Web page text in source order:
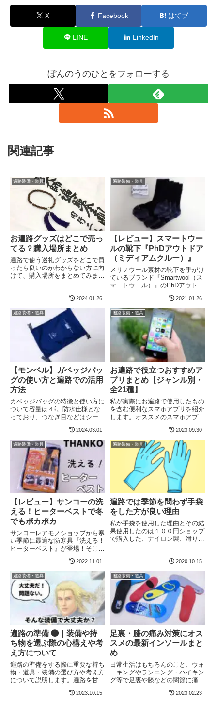
X Facebook はてブ
LINE LinkedIn
ぼんのうのひとをフォローする
関連記事
遍路装備・道具
お遍路グッズはどこで売っ
てる？購入場所まとめ
遍路で使う巡礼グッズをどこで買
ったら良いのかわからない方に向
けて、購入場所をまとめてみまし
ります。遍路グッズや巡礼用品と
呼ばれているものは、経本・数
珠・白衣・納経帳・納経軸・御朱
2024.01.26
遍路装備・道具
【レビュー】スマートウー
ルの靴下『PhDアウトドア
（ミディアムクルー）』
メリノウール素材の靴下を手がけ
ているブランド『Smartwool（ス
マートウール）』のPhDアウトド
デルのレビューです。
Smartwool（スマートウール）っ
てなんじゃらほい？主にメリノウ
ールを使用した製品を手...
2021.01.26
遍路装備・道具
【モンベル】ガベッジバッ
グの使い方と遍路での活用
方法
カベッジバッグの特徴と使い方に
ついて容量は４ℓ。防水仕様とな
っており、つなぎ目などはシーム
ータイプではなく、口は開きっぱ
なしのロールタイプなので、物を
入れた後、１〜３回ほど折り返し
てバックルを止めます。なお上
2024.03.01
遍路装備・道具
お遍路で役立つおすすめア
プリまとめ【ジャンル別・
全21種】
私が実際にお遍路で使用したもの
を含む便利なスマホアプリを紹介
します。オススメのスマホアプリ
ップ）遍路では必須といっても過
言ではない地図アプリです。
GPS機能を用いて自分の現在地
が分かり、目的地を入力すれ...
2023.09.30
遍路装備・道具
【レビュー】サンコーの洗
える！ヒーターベストで冬
でもポカポカ
サンコーレアモノショップから寒
い季節に最適な防寒具『洗える！
ヒーターベスト』が登場！そこで
い点・イマイチな点などをレビュ
ーします。洗える！ヒーターベス
トの特徴カラーは、ブラック。襟
周りがすっきりしているので、
中...
2022.11.01
遍路装備・道具
遍路では季節を問わず手袋
をした方が良い理由
私が手袋を使用した理由とその結
果使用したのは１００円ショップ
で購入した、ナイロン製、滑り止
していました。結果としては価格
果は十分得られたのですが、か
な...
2020.10.15
遍路装備・道具
遍路の準備 ❶｜装備や持
ち物を選ぶ際の心構えや考
え方について
遍路の準備をする際に重要な持ち
物・道具・装備の選び方や考え方
について説明します。遍路を甘く
書籍は成功者しか書いていない遍
2023.10.15
遍路装備・道具
足裏・膝の痛み対策にオス
スメの最新インソールまと
め
日常生活はもちろんのこと、ウォ
ーキングやランニング・ハイキン
グ等で足裏や膝などの関節に痛み
ることで改善することもありま
2023.02.23